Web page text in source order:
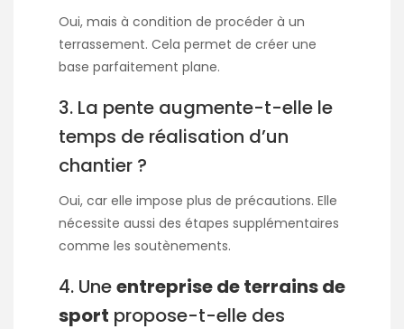
Oui, mais à condition de procéder à un
terrassement. Cela permet de créer une
base parfaitement plane.
3. La pente augmente-t-elle le
temps de réalisation d’un
chantier ?
Oui, car elle impose plus de précautions. Elle
nécessite aussi des étapes supplémentaires
comme les soutènements.
4. Uneentreprise de terrains de
sport propose-t-elle des